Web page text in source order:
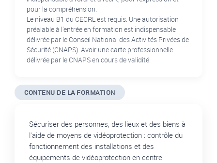
pour la compréhension.
Le niveau B1 du CECRL est requis. Une autorisation
préalable à l'entrée en formation est indispensable
délivrée par le Conseil National des Activités Privées de
Sécurité (CNAPS). Avoir une carte professionnelle
délivrée par le CNAPS en cours de validité.
CONTENU DE LA FORMATION
Sécuriser des personnes, des lieux et des biens à
l'aide de moyens de vidéoprotection : contrôle du
fonctionnement des installations et des
équipements de vidéoprotection en centre